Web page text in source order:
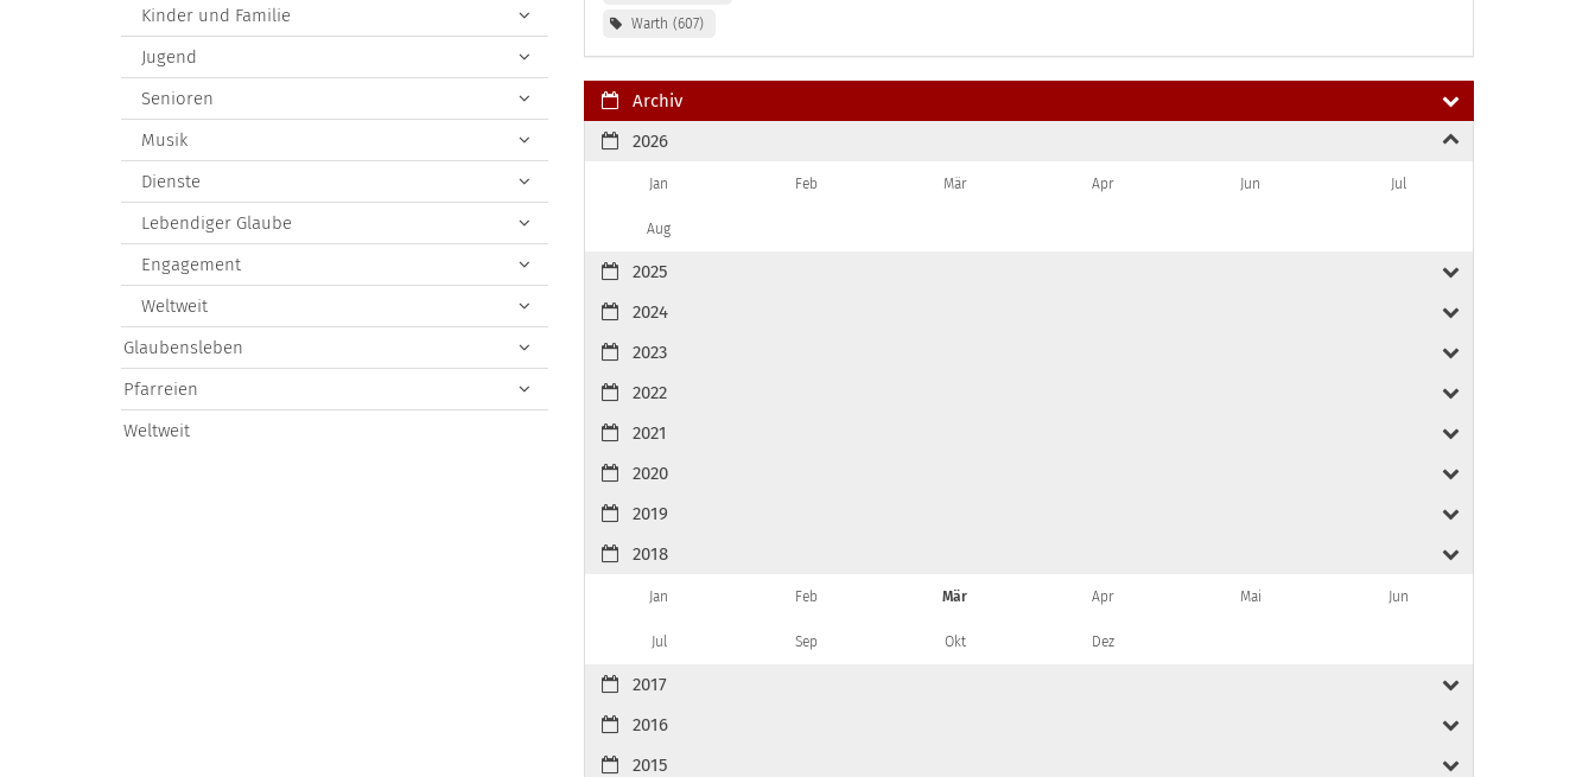
Warth
607
Archiv
2026
Jan Feb Mär Apr Jun Jul
Aug
2025
2024
2023
2022
2021
2020
2019
2018
Jan Feb Mär Apr Mai Jun
Jul Sep Okt Dez
2017
2016
2015
Kinder und Familie
Jugend
Senioren
Musik
Dienste
Lebendiger Glaube
Engagement
Weltweit
Glaubensleben
Pfarreien
Weltweit